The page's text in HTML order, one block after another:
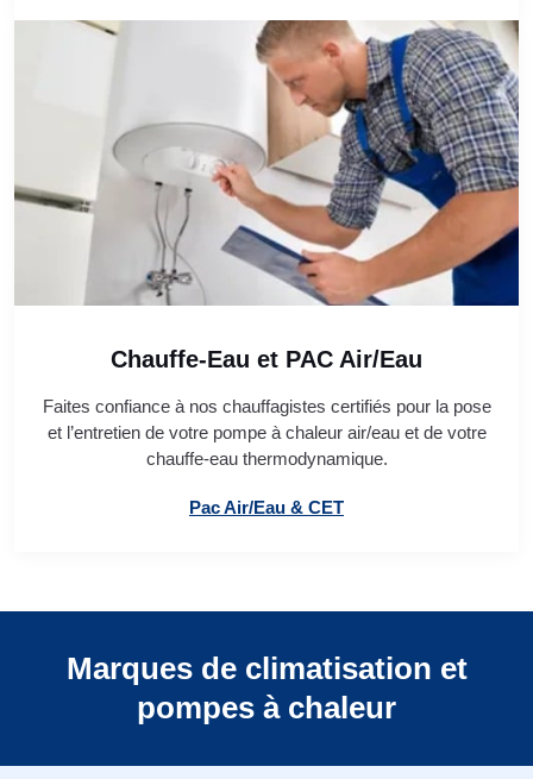
Chauffe-Eau et PAC Air/Eau
Faites confiance à nos chauffagistes certifiés pour la pose
et l’entretien de votre pompe à chaleur air/eau et de votre
chauffe-eau thermodynamique.
Pac Air/Eau & CET
Marques de climatisation et
pompes à chaleur